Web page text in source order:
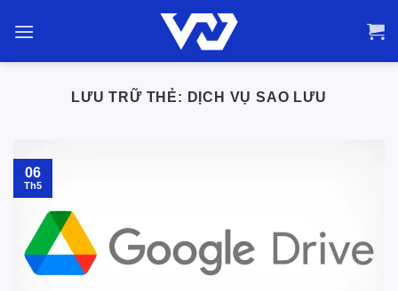
qua
LƯU TRỮ THẺ: DỊCH VỤ SAO LƯU
06
Th5